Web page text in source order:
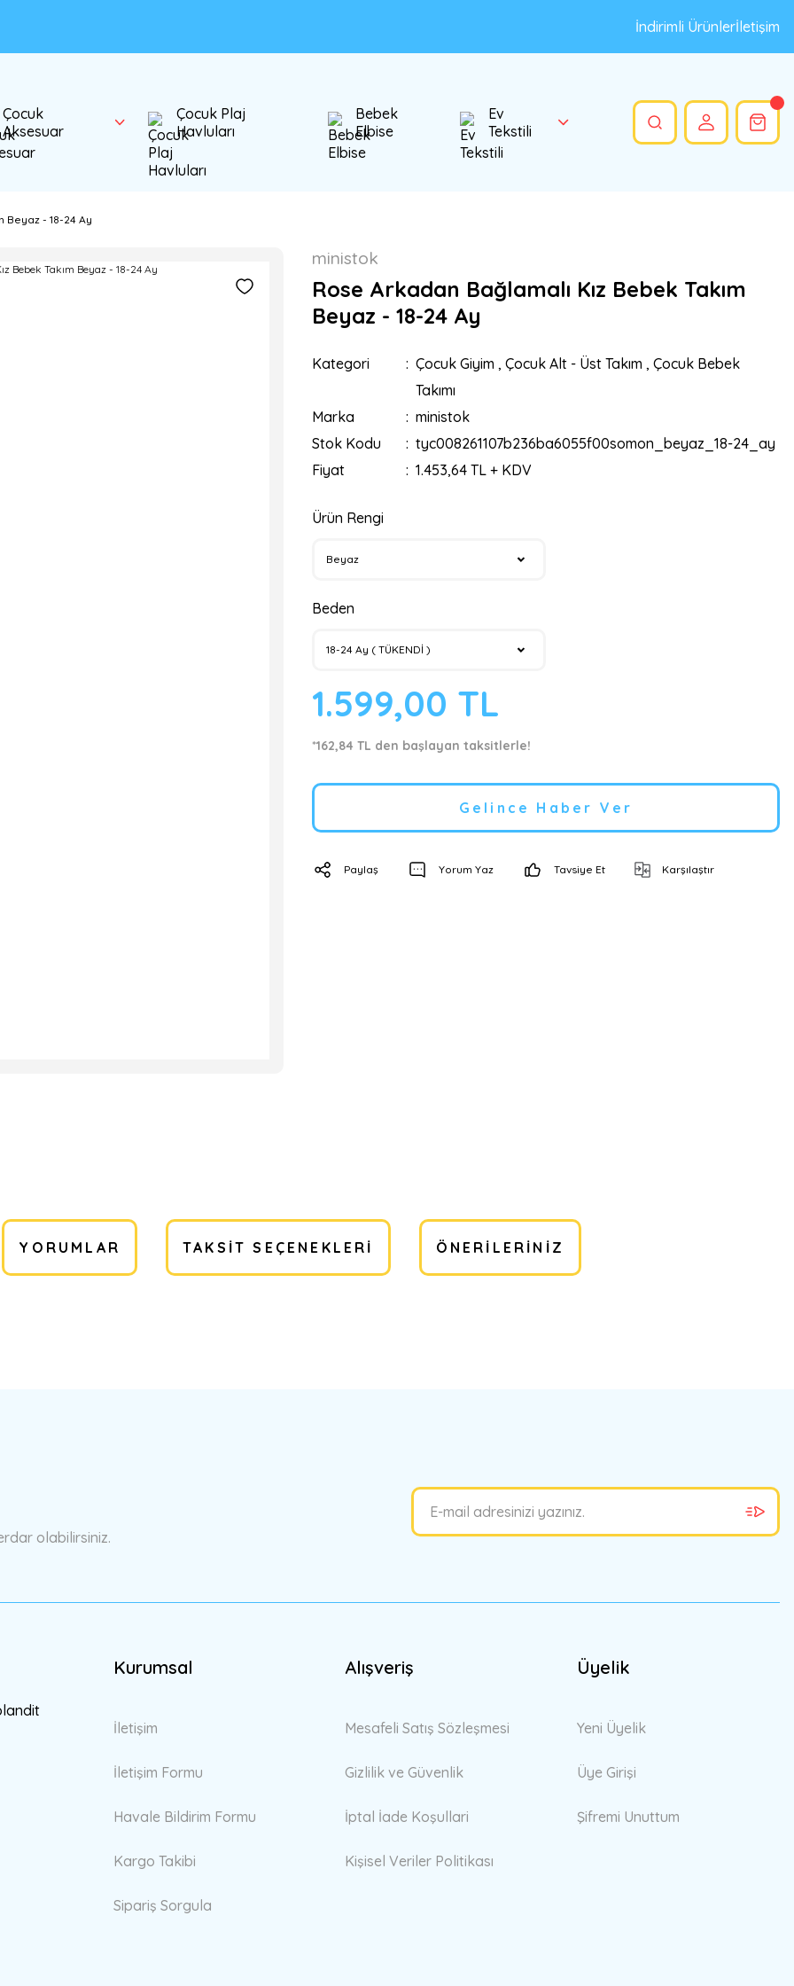
İndirimli Ürünlerİletişim
Çocuk
Aksesuar
Çocuk Plaj
Havluları
Bebek
Elbise
Ev
Tekstili
Beyaz - 18-24 Ay
ministok
Rose Arkadan Bağlamalı Kız Bebek Takım
Beyaz - 18-24 Ay
Kategori Çocuk Giyim , Çocuk Alt - Üst Takım , Çocuk Bebek
Takımı
Marka
ministok
Stok Kodu
tyc008261107b236ba6055f00somon_beyaz_18-24_ay
Fiyat
1.453,64 TL + KDV
Ürün Rengi
Beden
1.599,00 TL
*162,84 TL den başlayan taksitlerle!
Gelince Haber Ver
Paylaş Yorum Yaz Tavsiye Et Karşılaştır
YORUMLAR TAKSIT SEÇENEKLERI ÖNERILERINIZ
olabilirsiniz.
Kurumsal
İletişim
İletişim Formu
Havale Bildirim Formu
Kargo Takibi
Sipariş Sorgula
Alışveriş
Mesafeli Satış Sözleşmesi
Gizlilik ve Güvenlik
İptal İade Koşullari
Kişisel Veriler Politikası
Üyelik
Yeni Üyelik
Üye Girişi
Şifremi Unuttum